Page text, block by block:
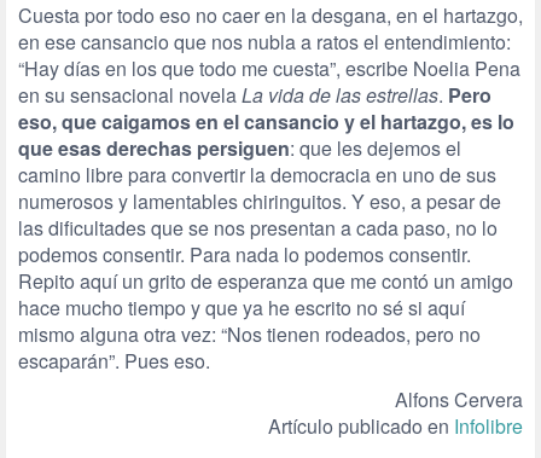
Cuesta por todo eso no caer en la desgana, en el hartazgo,
en ese cansancio que nos nubla a ratos el entendimiento:
“Hay días en los que todo me cuesta”, escribe Noelia Pena
en su sensacional novelaLa vida de las estrellas. Pero
eso, que caigamos en el cansancio y el hartazgo, es lo
que esas derechas persiguen: que les dejemos el
camino libre para convertir la democracia en uno de sus
numerosos y lamentables chiringuitos. Y eso, a pesar de
las dificultades que se nos presentan a cada paso, no lo
podemos consentir. Para nada lo podemos consentir.
Repito aquí un grito de esperanza que me contó un amigo
hace mucho tiempo y que ya he escrito no sé si aquí
mismo alguna otra vez: “Nos tienen rodeados, pero no
escaparán”. Pues eso.
Alfons Cervera
Artículo publicado en Infolibre